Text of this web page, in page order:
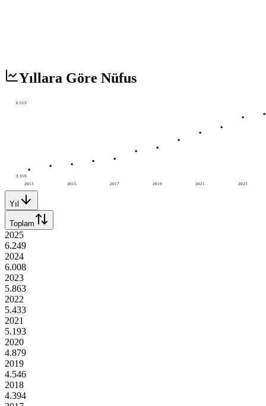
Yıllara Göre Nüfus
2013 2015 2017 2019 2021 2023
6.515
3.319
Yıl
Toplam
2025
6.249
2024
6.008
2023
5.863
2022
5.433
2021
5.193
2020
4.879
2019
4.546
2018
4.394